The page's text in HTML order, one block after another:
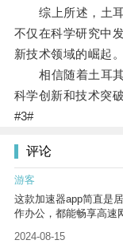
综上所述，土耳
不仅在科学研究中
新技术领域的崛起。
相信随着土耳其
科学创新和技术突
#3#
评论
游客
这款加速器app简直是
作办公，都能畅享高速
2024-08-15